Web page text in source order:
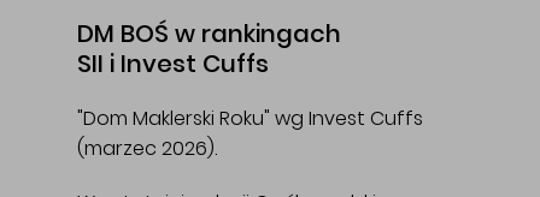
DM BOŚ w rankingach
SII i Invest Cuffs
"Dom Maklerski Roku" wg Invest Cuffs
(marzec 2026).